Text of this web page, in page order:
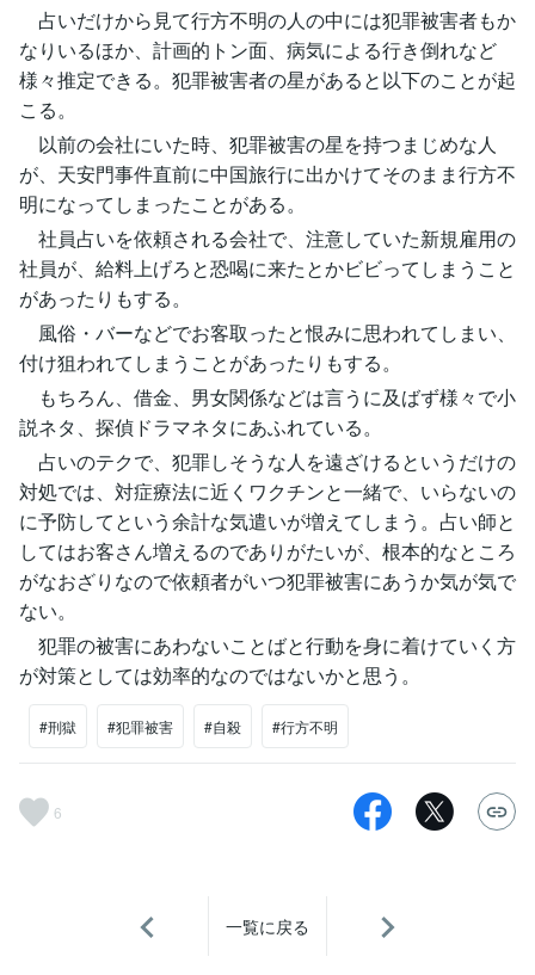
占いだけから見て行方不明の人の中には犯罪被害者もか
なりいるほか、計画的トン面、病気による行き倒れなど
様々推定できる。犯罪被害者の星があると以下のことが起
こる。
以前の会社にいた時、犯罪被害の星を持つまじめな人
が、天安門事件直前に中国旅行に出かけてそのまま行方不
明になってしまったことがある。
社員占いを依頼される会社で、注意していた新規雇用の
社員が、給料上げろと恐喝に来たとかビビってしまうこと
があったりもする。
風俗・バーなどでお客取ったと恨みに思われてしまい、
付け狙われてしまうことがあったりもする。
もちろん、借金、男女関係などは言うに及ばず様々で小
説ネタ、探偵ドラマネタにあふれている。
占いのテクで、犯罪しそうな人を遠ざけるというだけの
対処では、対症療法に近くワクチンと一緒で、いらないの
に予防してという余計な気遣いが増えてしまう。占い師と
してはお客さん増えるのでありがたいが、根本的なところ
がなおざりなので依頼者がいつ犯罪被害にあうか気が気で
ない。
犯罪の被害にあわないことばと行動を身に着けていく方
が対策としては効率的なのではないかと思う。
#刑獄 #犯罪被害 #自殺 #行方不明
6
一覧に戻る